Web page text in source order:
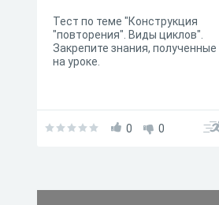
Тест по теме "Конструкция
"повторения". Виды циклов".
Закрепите знания, полученные
на уроке.
0 0